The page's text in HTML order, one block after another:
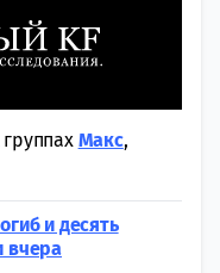
Макс,
и десять
вчера